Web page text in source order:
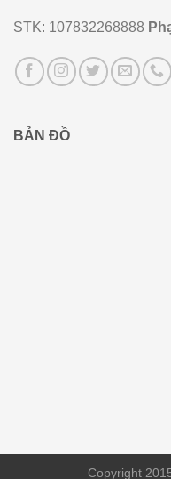
STK: 107832268888
BẢN ĐỒ
Copyright